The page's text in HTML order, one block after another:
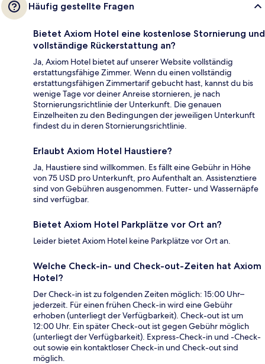
Häufig gestellte Fragen
Bietet Axiom Hotel eine kostenlose Stornierung und
vollständige Rückerstattung an?
Ja, Axiom Hotel bietet auf unserer Website vollständig
erstattungsfähige Zimmer. Wenn du einen vollständig
erstattungsfähigen Zimmertarif gebucht hast, kannst du bis
wenige Tage vor deiner Anreise stornieren, je nach
Stornierungsrichtlinie der Unterkunft. Die genauen
Einzelheiten zu den Bedingungen der jeweiligen Unterkunft
findest du in deren Stornierungsrichtlinie.
Erlaubt Axiom Hotel Haustiere?
Ja, Haustiere sind willkommen. Es fällt eine Gebühr in Höhe
von 75 USD pro Unterkunft, pro Aufenthalt an. Assistenztiere
sind von Gebühren ausgenommen. Futter- und Wassernäpfe
sind verfügbar.
Bietet Axiom Hotel Parkplätze vor Ort an?
Leider bietet Axiom Hotel keine Parkplätze vor Ort an.
Welche Check-in- und Check-out-Zeiten hat Axiom
Hotel?
Der Check-in ist zu folgenden Zeiten möglich: 15:00 Uhr–
jederzeit. Für einen frühen Check-in wird eine Gebühr
erhoben (unterliegt der Verfügbarkeit). Check-out ist um
12:00 Uhr. Ein später Check-out ist gegen Gebühr möglich
(unterliegt der Verfügbarkeit). Express-Check-in und -Check-
out sowie ein kontaktloser Check-in und Check-out sind
möglich.